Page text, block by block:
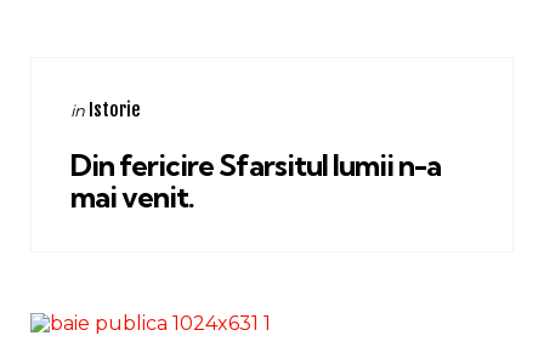
Categories
Posted
in Istorie
Din fericire Sfarsitul lumii n-a
mai venit.